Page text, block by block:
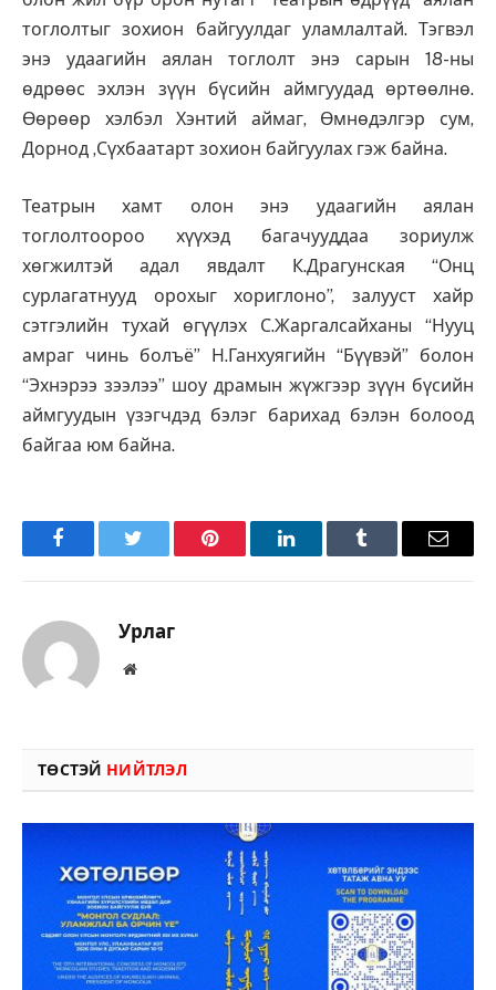
тоглолтыг зохион байгуулдаг уламлалтай. Тэгвэл
энэ удаагийн аялан тоглолт энэ сарын 18-ны
өдрөөс эхлэн зүүн бүсийн аймгуудад өртөөлнө.
Өөрөөр хэлбэл Хэнтий аймаг, Өмнөдэлгэр сум,
Дорнод ,Сүхбаатарт зохион байгуулах гэж байна.
Театрын хамт олон энэ удаагийн аялан
тоглолтоороо хүүхэд багачууддаа зориулж
хөгжилтэй адал явдалт К.Драгунская “Онц
сурлагатнууд орохыг хориглоно”, залууст хайр
сэтгэлийн тухай өгүүлэх С.Жаргалсайханы “Нууц
амраг чинь болъё” Н.Ганхуягийн “Бүүвэй” болон
“Эхнэрээ зээлээ” шоу драмын жүжгээр зүүн бүсийн
аймгуудын үзэгчдэд бэлэг барихад бэлэн болоод
байгаа юм байна.
FacebookTwitter Pinterest LinkedInTumblr Имэйл
Урлаг
Вэбсайт
ТӨСТЭЙ НИЙТЛЭЛ